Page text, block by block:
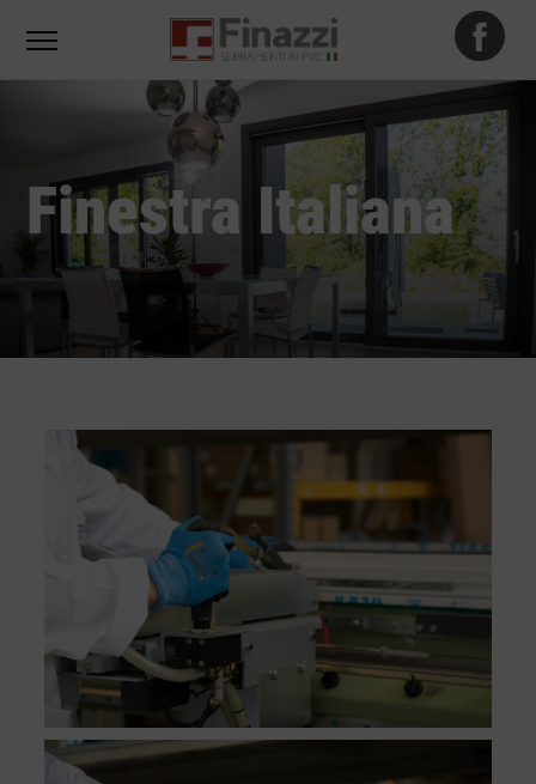
Finestra Italiana